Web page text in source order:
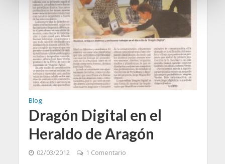
Blog
Dragón Digital en el
Heraldo de Aragón
02/03/2012 1 Comentario